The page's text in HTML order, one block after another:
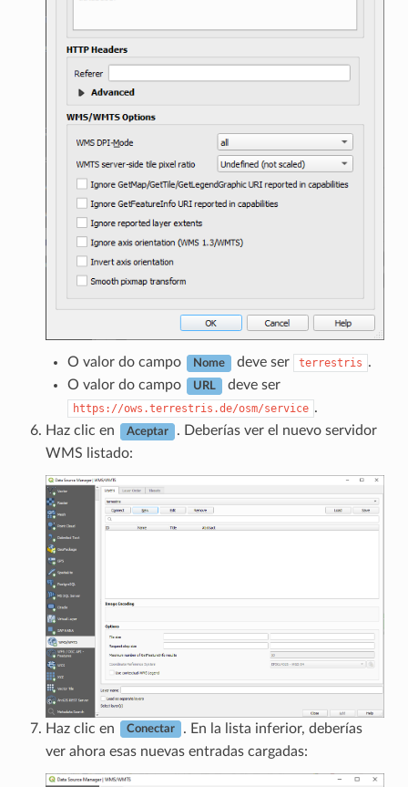
O valor do campo Nome deve ser terrestris .
O valor do campo
URL deve ser
https://ows.terrestris.de/osm/service .
Haz clic en
Aceptar
. Deberías ver el nuevo servidor
WMS listado:
Haz clic en Conectar
. En la lista inferior, deberías
ver ahora esas nuevas entradas cargadas: